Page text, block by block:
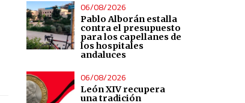
06/08/2026
Pablo Alborán estalla
contra el presupuesto
para los capellanes de
los hospitales
andaluces
06/08/2026
León XIV recupera
una tradición